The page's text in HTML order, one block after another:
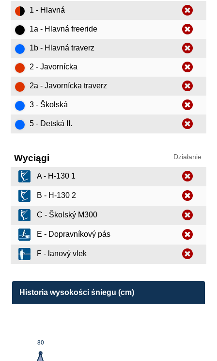
1 - Hlavná
1a - Hlavná freeride
1b - Hlavná traverz
2 - Javornícka
2a - Javornícka traverz
3 - Školská
5 - Detská II.
Wyciągi Działanie
A - H-130 1
B - H-130 2
C - Školský M300
E - Dopravníkový pás
F - lanový vlek
Historia wysokości śniegu (cm)